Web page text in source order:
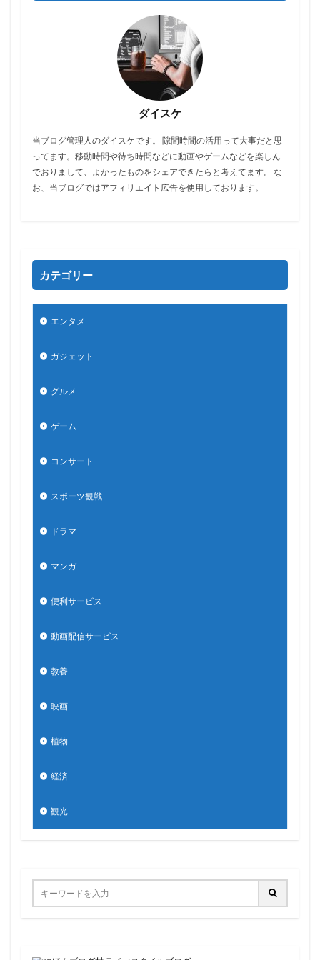
ダイスケ
当ブログ管理人のダイスケです。 隙間時間の活用って大事だと思
ってます。移動時間や待ち時間などに動画やゲームなどを楽しん
でおりまして、よかったものをシェアできたらと考えてます。 な
お、当ブログではアフィリエイト広告を使用しております。
カテゴリー
エンタメ
ガジェット
グルメ
ゲーム
コンサート
スポーツ観戦
ドラマ
マンガ
便利サービス
動画配信サービス
教養
映画
植物
経済
観光